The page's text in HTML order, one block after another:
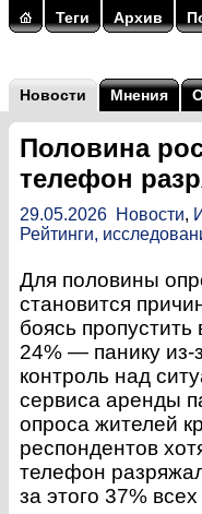
Теги Архив
Новости Мнения
Половина
телефон
29.05.2026 Новости,
Рейтинги,
Для половины
становится
боясь
24% — панику из-
контроль над
сервиса аренды
опроса жителей
респондентов
телефон
за этого 37%